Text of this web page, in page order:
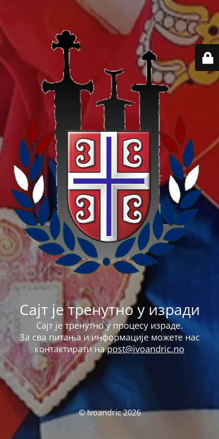
Сајт је тренутно у изради
Сајт је тренутно у процесу израде.
За сва питања и информације можете нас
контактирати наpost@ivoandric.no
© Ivoandric 2026